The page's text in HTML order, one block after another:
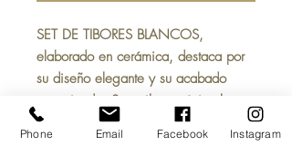
SET DE TIBORES BLANCOS,
elaborado en cerámica, destaca por
su diseño elegante y su acabado
texturizado. Su estilo
románico
la
convierte en una pieza perfecta para
decorar interiores, terrazas, salas,
Phone Email Facebook Instagram